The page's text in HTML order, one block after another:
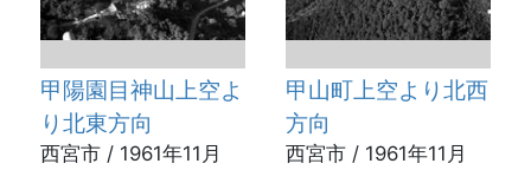
甲陽園目神山上空よ
り北東方向
西宮市 / 1961年11月
甲山町上空より北西
方向
西宮市 / 1961年11月